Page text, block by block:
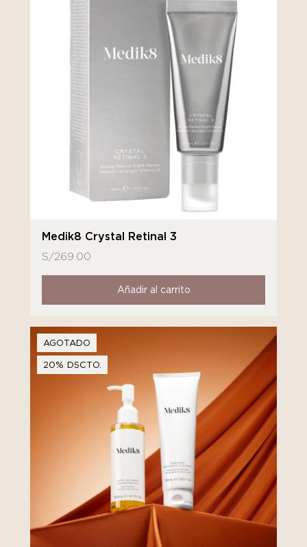
Medik8 Crystal Retinal 3
S/269.00
Añadir al carrito
AGOTADO
20% DSCTO.